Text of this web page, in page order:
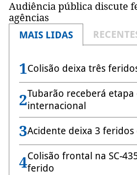
Audiência pública discute
agências
MAIS LIDAS
1Colisão deixa três
2Tubarão receberá
internacional
3Acidente deixa 3 feridos
4Colisão frontal na SC-
ferido